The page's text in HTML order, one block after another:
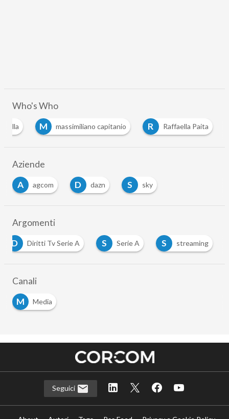
Who's Who
M massimiliano capitanio R Raffaella Paita
Aziende
A
agcom D dazn S sky
Argomenti
D
Diritti Tv Serie A S Serie A S streaming
Canali
M
Media
Seguici